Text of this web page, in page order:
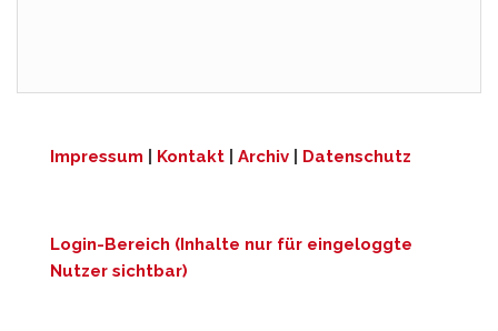
Impressum Kontakt Archiv Datenschutz
Login-Bereich (Inhalte nur für eingeloggte
Nutzer sichtbar)